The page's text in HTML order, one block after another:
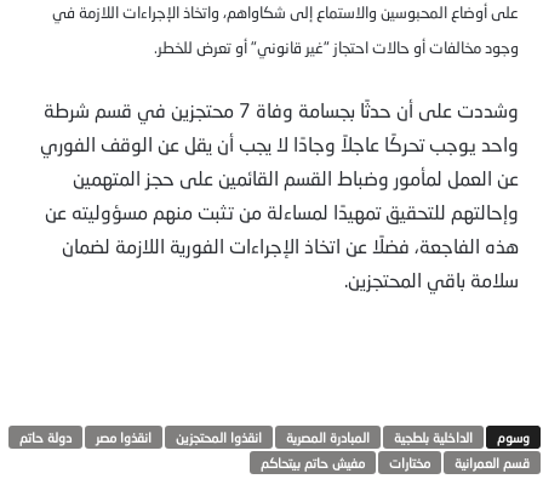
على أوضاع المحبوسين والاستماع إلى شكاواهم، واتخاذ الإجراءات اللازمة في
وجود مخالفات أو حالات احتجاز "غير قانوني" أو تعرض للخطر.
وشددت على أن حدثًا بجسامة وفاة 7 محتجزين في قسم شرطة
واحد يوجب تحركًا عاجلاً وجادًا لا يجب أن يقل عن الوقف الفوري
عن العمل لمأمور وضباط القسم القائمين على حجز المتهمين
وإحالتهم للتحقيق تمهيدًا لمساءلة من تثبت منهم مسؤوليته عن
هذه الفاجعة، فضلًا عن اتخاذ الإجراءات الفورية اللازمة لضمان
سلامة باقي المحتجزين.
الداخلية بلطجية المبادرة المصرية انقذوا المحتجزين انقذوا مصر
دولة حاتم
قسم العمرانية
مختارات مفيش حاتم بيتحاكم